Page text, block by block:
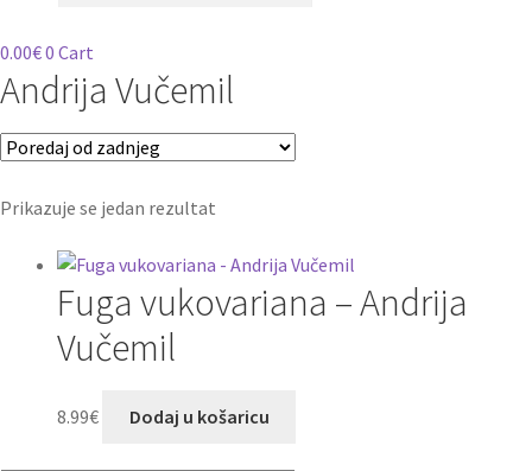
0.00€0 Cart
Andrija Vučemil
Prikazuje se jedan rezultat
Fuga vukovariana – Andrija
Vučemil
8.99€ Dodaj u košaricu